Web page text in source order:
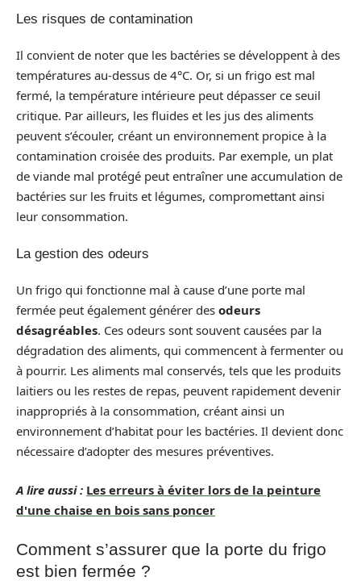
Les risques de contamination
Il convient de noter que les bactéries se développent à des
températures au-dessus de 4°C. Or, si un frigo est mal
fermé, la température intérieure peut dépasser ce seuil
critique. Par ailleurs, les fluides et les jus des aliments
peuvent s’écouler, créant un environnement propice à la
contamination croisée des produits. Par exemple, un plat
de viande mal protégé peut entraîner une accumulation de
bactéries sur les fruits et légumes, compromettant ainsi
leur consommation.
La gestion des odeurs
Un frigo qui fonctionne mal à cause d’une porte mal
fermée peut également générer des odeurs
désagréables. Ces odeurs sont souvent causées par la
dégradation des aliments, qui commencent à fermenter ou
à pourrir. Les aliments mal conservés, tels que les produits
laitiers ou les restes de repas, peuvent rapidement devenir
inappropriés à la consommation, créant ainsi un
environnement d’habitat pour les bactéries. Il devient donc
nécessaire d’adopter des mesures préventives.
A lire aussi : Les erreurs à éviter lors de la peinture
d'une chaise en bois sans poncer
Comment s’assurer que la porte du frigo
est bien fermée ?